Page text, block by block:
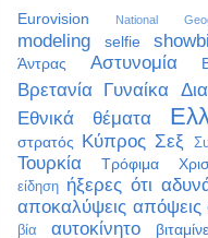
Eurovision National
modeling selfie
Άντρας
Αστυνομία
Βρετανία Γυναίκα
Εθνικά θέματα
στρατός Κύπρος Σεξ
Τουρκία Τρόφιμα
είδηση ήξερες ότι
αποκαλύψεις απόψεις
βία
αυτοκίνητο